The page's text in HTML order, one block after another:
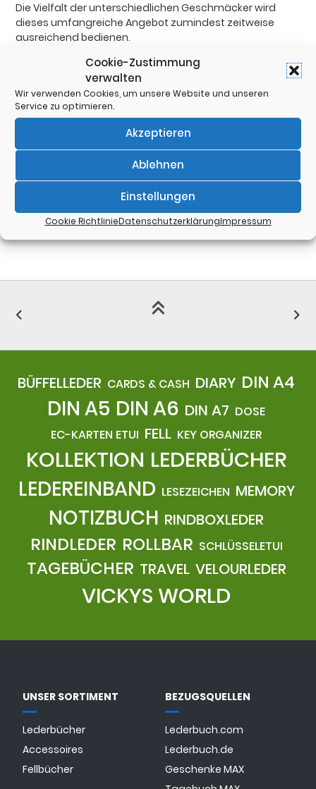
Cookie-Zustimmung
verwalten
Wir verwenden Cookies, um unsere Website und unseren
Service zu optimieren.
Akzeptieren
Ablehnen
Einstellungen
Cookie RichtlinieDatenschutzerklärungImpressum
Die Vielfalt der unterschiedlichen Geschmäcker wird
dieses umfangreiche Angebot zumindest zeitweise
ausreichend bedienen.
Teilen:
BÜFFELLEDER CARDS & CASH DIARY DIN A4
DIN A5 DIN A6 DIN A7 DOSE
EC-KARTEN ETUI FELL KEY ORGANIZER
KOLLEKTION LEDERBÜCHER
LEDEREINBAND LESEZEICHEN MEMORY
NOTIZBUCH RINDBOXLEDER
RINDLEDER ROLLBAR SCHLÜSSELETUI
TAGEBÜCHER TRAVEL VELOURLEDER
VICKYS WORLD
UNSER SORTIMENT
Lederbücher
Accessoires
Fellbücher
BEZUGSQUELLEN
Lederbuch.com
Lederbuch.de
Geschenke MAX